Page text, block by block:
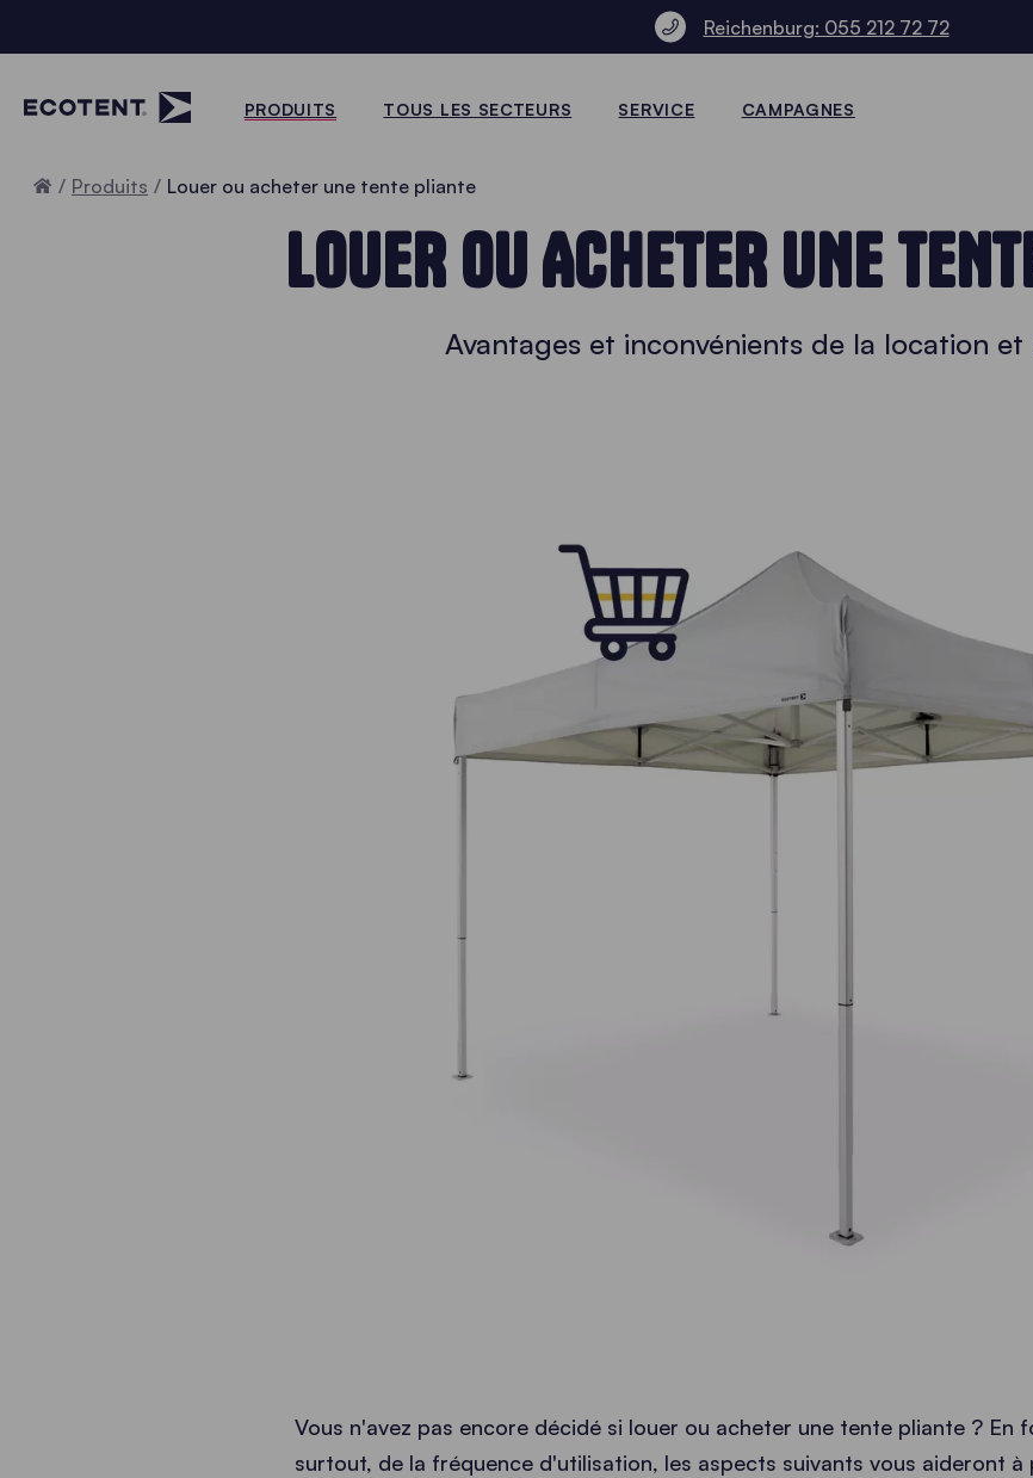
Reichenburg: 055 212 72 72
PRODUITS TOUS LES SECTEURS SERVICE CAMPAGNES
Accueil
Produits Louer ou acheter une tente pliante
LOUER OU ACHETER UNE
Avantages et inconvénients de la location et
Vous n'avez pas encore décidé si louer ou acheter une tente pliante ? En
surtout, de la fréquence d'utilisation, les aspects suivants vous aideront à